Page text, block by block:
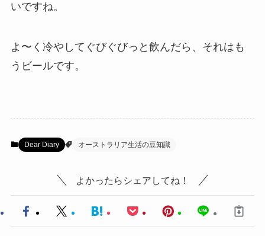
いですね。
よ〜く冷やしてぐびぐびっと飲んだら、それはも
うビールです。
Dear Diary オーストラリア生活の豆知識
よかったらシェアしてね！